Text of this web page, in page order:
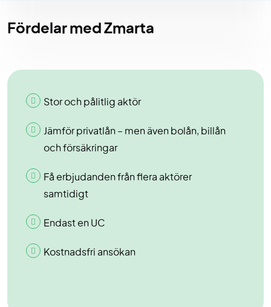
Fördelar med Zmarta
Stor och pålitlig aktör
Jämför privatlån – men även bolån, billån
och försäkringar
Få erbjudanden från flera aktörer
samtidigt
Endast en UC
Kostnadsfri ansökan